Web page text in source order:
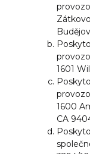
1601
1600
CA